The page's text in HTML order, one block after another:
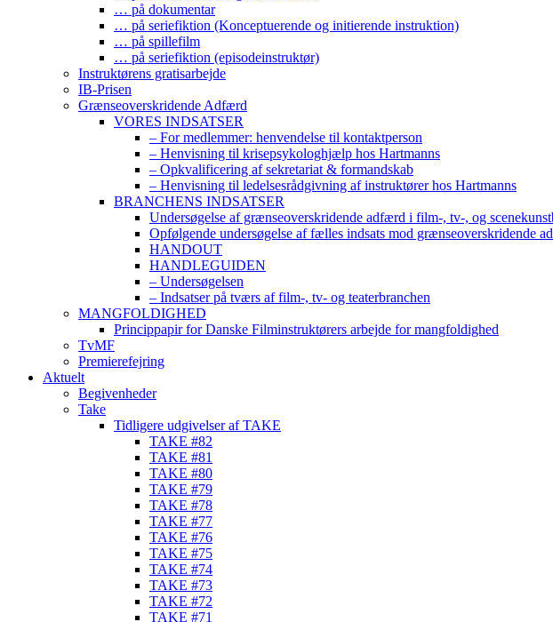
… på dokumentar
… på seriefiktion (Konceptuerende og initierende instruktion)
… på spillefilm
… på seriefiktion (episodeinstruktør)
Instruktørens gratisarbejde
IB-Prisen
Grænseoverskridende Adfærd
VORES INDSATSER
– For medlemmer: henvendelse til kontaktperson
– Henvisning til krisepsykologhjælp hos Hartmanns
– Opkvalificering af sekretariat & formandskab
– Henvisning til ledelsesrådgivning af instruktører hos Hartmanns
BRANCHENS INDSATSER
Undersøgelse af grænseoverskridende adfærd i film-, tv-, og
Opfølgende undersøgelse af fælles indsats mod grænseoverskridende
HANDOUT
HANDLEGUIDEN
– Undersøgelsen
– Indsatser på tværs af film-, tv- og teaterbranchen
MANGFOLDIGHED
Princippapir for Danske Filminstruktørers arbejde for mangfoldighed
TvMF
Premierefejring
Aktuelt
Begivenheder
Take
Tidligere udgivelser af TAKE
TAKE #82
TAKE #81
TAKE #80
TAKE #79
TAKE #78
TAKE #77
TAKE #76
TAKE #75
TAKE #74
TAKE #73
TAKE #72
TAKE #71